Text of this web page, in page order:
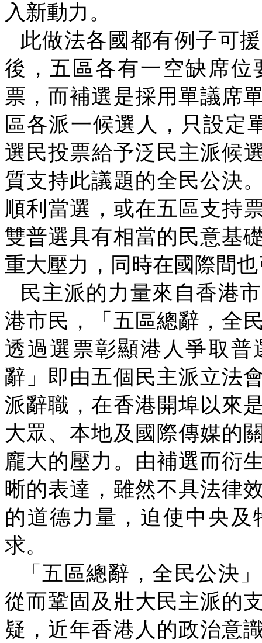
入新動力。
此做法各國都有例子可
後，五區各有一空缺席
票，而補選是採用單議席
區各派一候選人，只設定
選民投票給予泛民主派候
質支持此議題的全民公決
順利當選，或在五區支持
雙普選具有相當的民意基
重大壓力，同時在國際間
民主派的力量來自香港
港市民，「五區總辭，全
透過選票彰顯港人爭取
辭」即由五個民主派立法
派辭職，在香港開埠以來
大眾、本地及國際傳媒的
龐大的壓力。由補選而衍
晰的表達，雖然不具法律
的道德力量，迫使中央
求。
「五區總辭，全民公決
從而鞏固及壯大民主派的
疑，近年香港人的政治意